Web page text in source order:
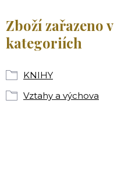
Zboží zařazeno v
kategoriích
KNIHY
Vztahy a výchova